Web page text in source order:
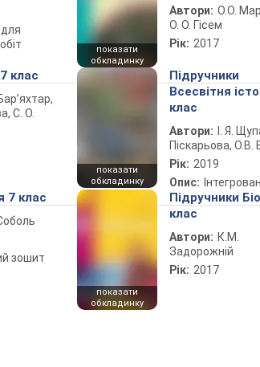
показати
обкладинку
Автори: О.О.
О. О. Гісем
Рік: 2017
клас
С. О.
показати
обкладинку
Підручники
Всесвітня
клас
Автори:
І. Я.
Піскарьова, О.В.
Рік: 2019
Опис:
7 клас
зошит
показати
обкладинку
Підручники
клас
Автори: К.М.
Задорожній
Рік: 2017